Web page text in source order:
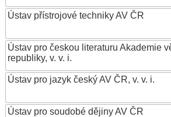
Ústav přístrojové techniky AV ČR
Ústav pro českou literaturu Akademie
republiky, v. v. i.
Ústav pro jazyk český AV ČR, v. v. i.
Ústav pro soudobé dějiny AV ČR